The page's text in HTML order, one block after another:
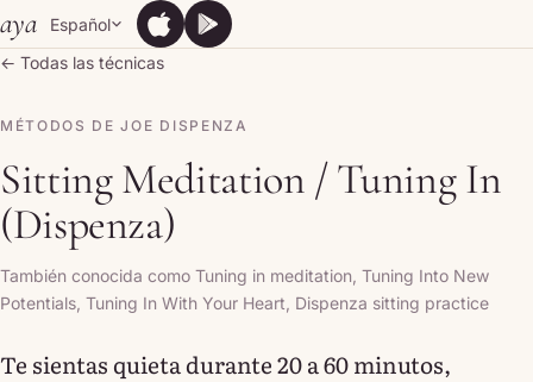
Skip to content
aya Español App Store
App StoreGoogle Play
Google Play
← Todas las técnicas
MÉTODOS DE JOE DISPENZA
Sitting Meditation / Tuning In
(Dispenza)
También conocida como Tuning in meditation, Tuning Into New
Potentials, Tuning In With Your Heart, Dispenza sitting practice
Te sientas quieta durante 20 a 60 minutos,